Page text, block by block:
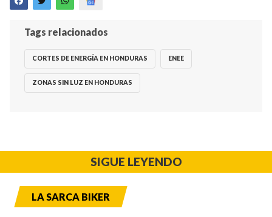
Tags relacionados
CORTES DE ENERGÍA EN HONDURAS ENEE
ZONAS SIN LUZ EN HONDURAS
SIGUE LEYENDO
LA SARCA BIKER